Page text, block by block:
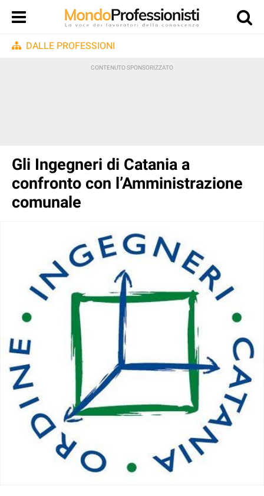
DALLE PROFESSIONI
Gli Ingegneri di Catania a
confronto con l’Amministrazione
comunale